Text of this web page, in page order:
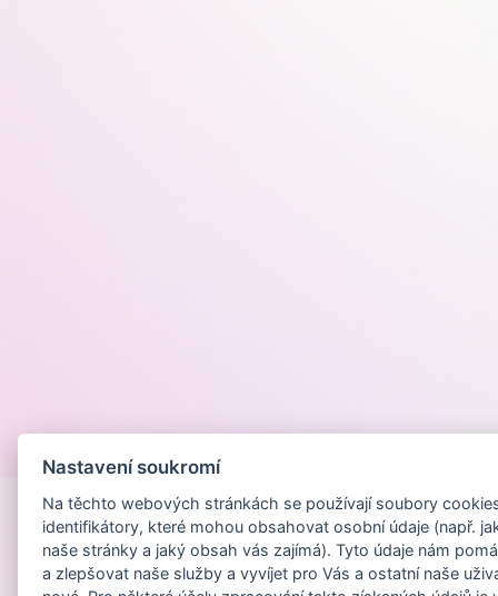
Nastavení soukromí
Na těchto webových stránkách se používají soubory
identifikátory, které mohou obsahovat osobní údaje (např.
naše stránky a jaký obsah vás zajímá). Tyto údaje nám
a zlepšovat naše služby a vyvíjet pro Vás a ostatní naše